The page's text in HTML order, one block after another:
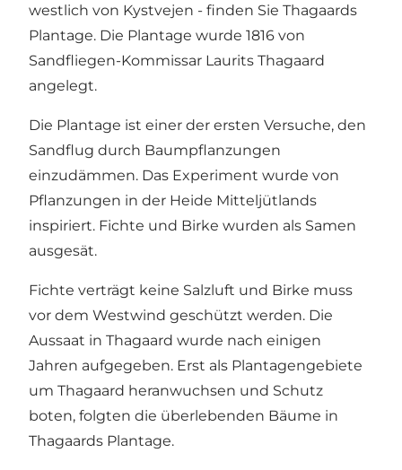
westlich von Kystvejen - finden Sie Thagaards
Plantage. Die Plantage wurde 1816 von
Sandfliegen-Kommissar Laurits Thagaard
angelegt.
Die Plantage ist einer der ersten Versuche, den
Sandflug durch Baumpflanzungen
einzudämmen. Das Experiment wurde von
Pflanzungen in der Heide Mitteljütlands
inspiriert. Fichte und Birke wurden als Samen
ausgesät.
Fichte verträgt keine Salzluft und Birke muss
vor dem Westwind geschützt werden. Die
Aussaat in Thagaard wurde nach einigen
Jahren aufgegeben. Erst als Plantagengebiete
um Thagaard heranwuchsen und Schutz
boten, folgten die überlebenden Bäume in
Thagaards Plantage.